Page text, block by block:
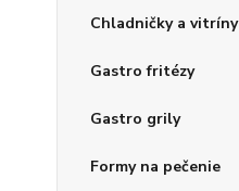
Chladničky a vitríny
Gastro fritézy
Gastro grily
Formy na pečenie